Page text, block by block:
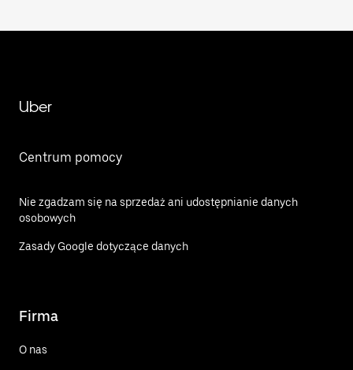
Uber
Centrum pomocy
Nie zgadzam się na sprzedaż ani udostępnianie danych
osobowych
Zasady Google dotyczące danych
Firma
O nas